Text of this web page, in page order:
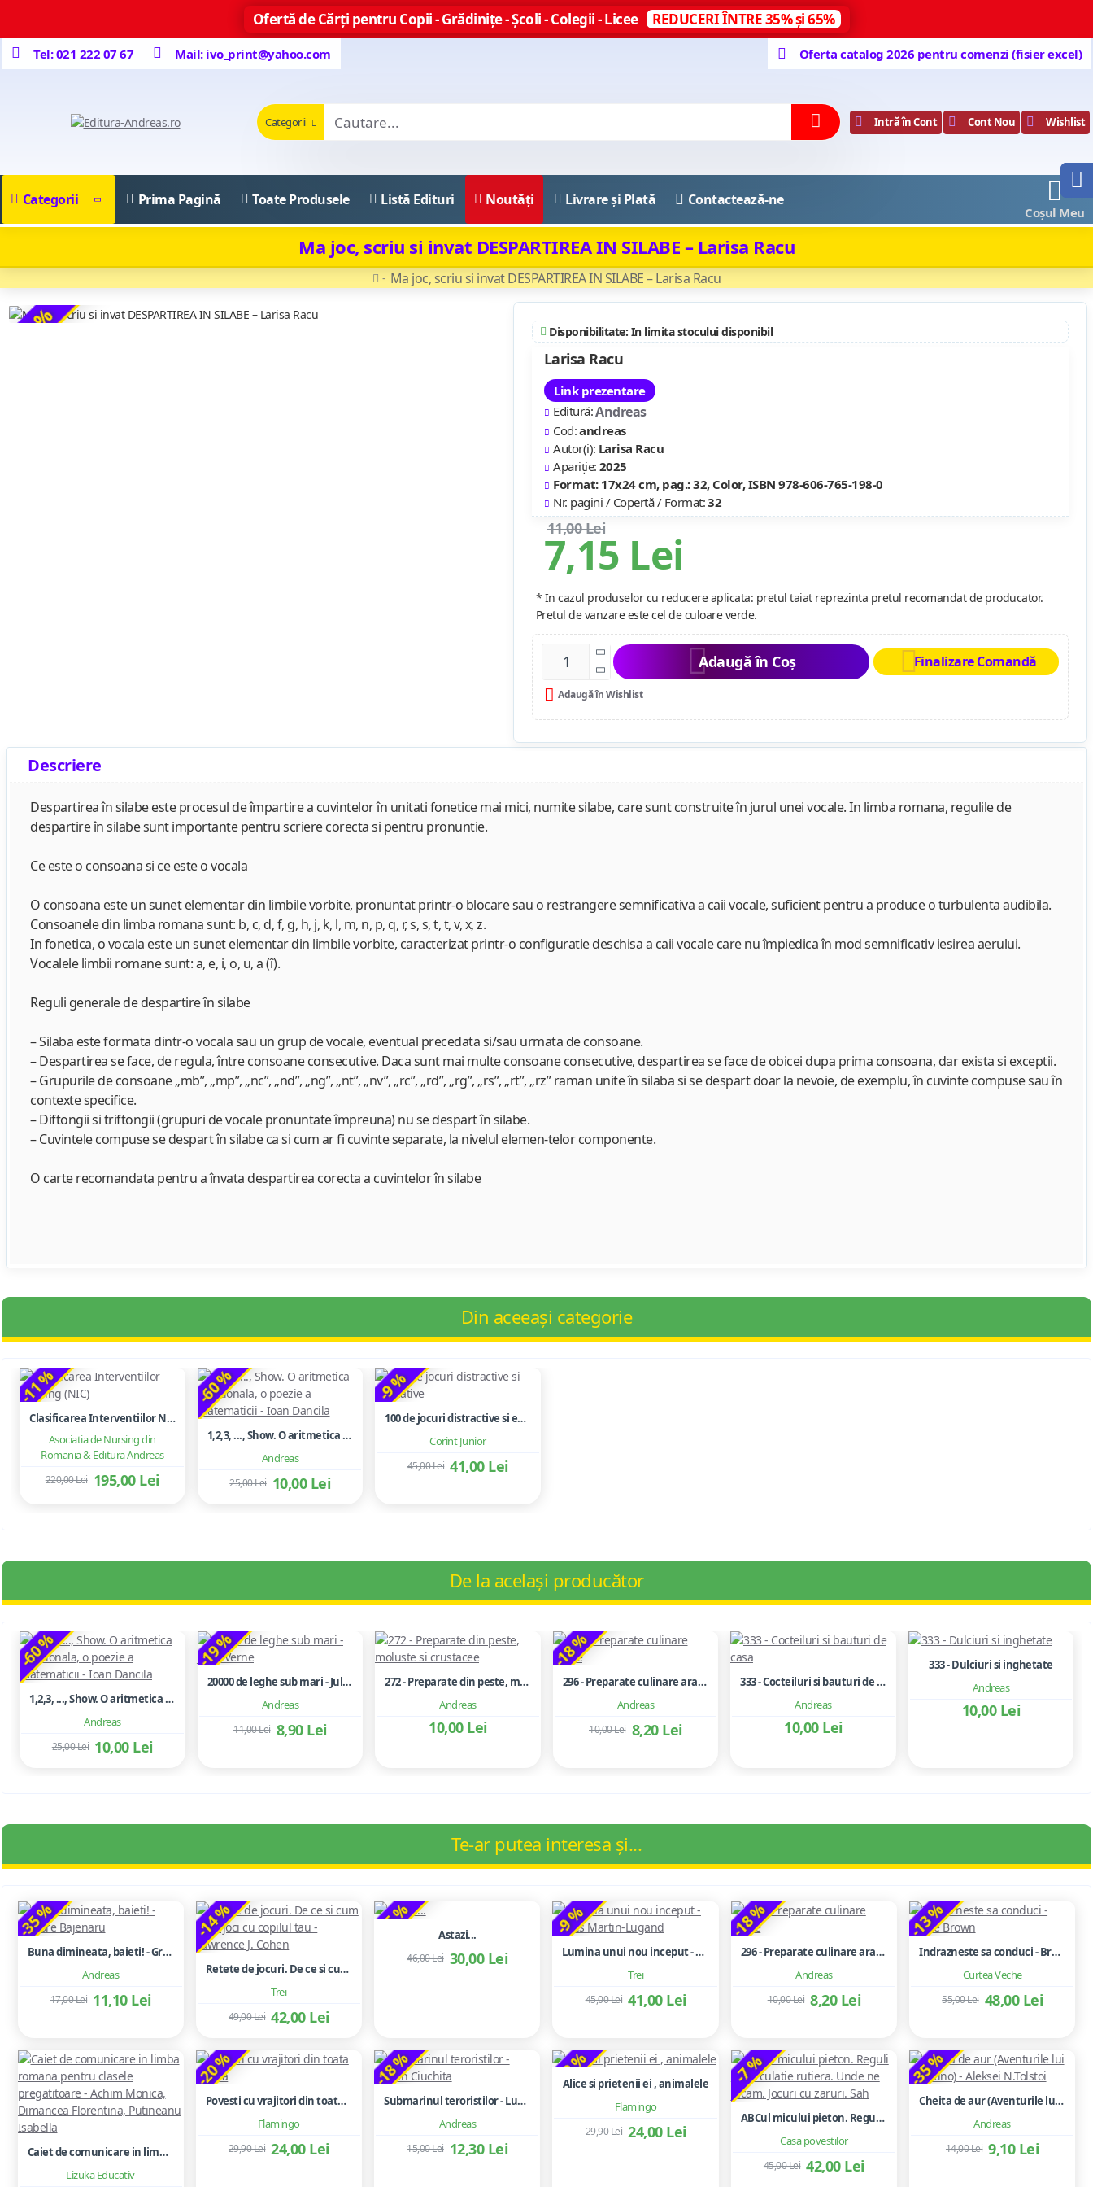
Ofertă de Cărți pentru Copii - Grădinițe - Școli - Colegii - Licee REDUCERI ÎNTRE 35% și 65%
Tel: 021 222 07 67 Mail: ivo_print@yahoo.com Oferta catalog 2026 pentru comenzi (fisier excel)
Categorii Intră în Cont Cont Nou Wishlist
Categorii Prima Pagină Toate Produsele Listă Edituri Noutăți Livrare și Plată Contactează-ne
Coșul Meu
Ma joc, scriu si invat DESPARTIREA IN SILABE – Larisa Racu
Ma joc, scriu si invat DESPARTIREA IN SILABE – Larisa Racu
-35 % Disponibilitate: In limita stocului disponibil
7,15 Lei
11,00 Lei
Larisa Racu
Link prezentare
Editură:Andreas
Cod:andreas
Autor(i): Larisa Racu
Apariție: 2025
Format: 17x24 cm, pag.: 32, Color, ISBN 978-606-765-198-0
Nr. pagini / Copertă / Format:32
Adaugă în Coș Finalizare Comandă
Adaugă în Wishlist
* In cazul produselor cu reducere aplicata: pretul taiat reprezinta pretul recomandat de producator.
Pretul de vanzare este cel de culoare verde.
Descriere
Despartirea în silabe este procesul de împartire a cuvintelor în unitati fonetice mai mici, numite silabe, care sunt construite în jurul unei vocale. In limba romana, regulile de
despartire în silabe sunt importante pentru scriere corecta si pentru pronuntie.
Ce este o consoana si ce este o vocala
O consoana este un sunet elementar din limbile vorbite, pronuntat printr-o blocare sau o restrangere semnificativa a caii vocale, suficient pentru a produce o turbulenta audibila.
Consoanele din limba romana sunt: b, c, d, f, g, h, j, k, l, m, n, p, q, r, s, s, t, t, v, x, z.
In fonetica, o vocala este un sunet elementar din limbile vorbite, caracterizat printr-o configuratie deschisa a caii vocale care nu împiedica în mod semnificativ iesirea aerului.
Vocalele limbii romane sunt: a, e, i, o, u, a (î).
Reguli generale de despartire în silabe
– Silaba este formata dintr-o vocala sau un grup de vocale, eventual precedata si/sau urmata de consoane.
– Despartirea se face, de regula, între consoane consecutive. Daca sunt mai multe consoane consecutive, despartirea se face de obicei dupa prima consoana, dar exista si exceptii.
– Grupurile de consoane „mb”, „mp”, „nc”, „nd”, „ng”, „nt”, „nv”, „rc”, „rd”, „rg”, „rs”, „rt”, „rz” raman unite în silaba si se despart doar la nevoie, de exemplu, în cuvinte compuse sau în
contexte specifice.
– Diftongii si triftongii (grupuri de vocale pronuntate împreuna) nu se despart în silabe.
– Cuvintele compuse se despart în silabe ca si cum ar fi cuvinte separate, la nivelul elemen-telor componente.
O carte recomandata pentru a învata despartirea corecta a cuvintelor în silabe
Din aceeași categorie
-11 %
Asociatia de Nursing din
Romania & Editura Andreas
Clasificarea Interventiilor Nursing (NIC)
195,00 Lei
220,00 Lei
-60 %
Andreas
1,2,3, ..., Show. O aritmetica emotionala, o poezie a matematicii - Ioan Dancila
10,00 Lei
25,00 Lei
-9 %
Corint Junior
100 de jocuri distractive si educative
41,00 Lei
45,00 Lei
De la același producător
-60 %
Andreas
1,2,3, ..., Show. O aritmetica emotionala, o poezie a matematicii - Ioan Dancila
10,00 Lei
25,00 Lei
-19 %
Andreas
20000 de leghe sub mari - Jules Verne
8,90 Lei
11,00 Lei
Andreas
272 - Preparate din peste, moluste si crustacee
10,00 Lei
-18 %
Andreas
296 - Preparate culinare arabe
8,20 Lei
10,00 Lei
Andreas
333 - Cocteiluri si bauturi de casa
10,00 Lei
Andreas
333 - Dulciuri si inghetate
10,00 Lei
Te-ar putea interesa și...
-35 %
Andreas
Buna dimineata, baieti! - Grigore Bajenaru
11,10 Lei
17,00 Lei
-14 %
Trei
Retete de jocuri. De ce si cum sa te joci cu copilul tau - Lawrence J. Cohen
42,00 Lei
49,00 Lei
-35 % Astazi...
30,00 Lei
46,00 Lei
-9 %
Trei
Lumina unui nou inceput - Agnès Martin-Lugand
41,00 Lei
45,00 Lei
-18 %
Andreas
296 - Preparate culinare arabe
8,20 Lei
10,00 Lei
-13 %
Curtea Veche
Indrazneste sa conduci - Brene Brown
48,00 Lei
55,00 Lei
Lizuka Educativ
Caiet de comunicare in limba romana pentru clasele pregatitoare - Achim Monica, Dimancea Florentina, Putineanu Isabella
-20 %
Flamingo
Povesti cu vrajitori din toata lumea
24,00 Lei
29,90 Lei
-18 %
Andreas
Submarinul teroristilor - Lucian Ciuchita
12,30 Lei
15,00 Lei
-20 %
Flamingo
Alice si prietenii ei , animalele
24,00 Lei
29,90 Lei
-7 %
Casa povestilor
ABCul micului pieton. Reguli de circulatie rutiera. Unde ne jucam. Jocuri cu zaruri. Sah
42,00 Lei
45,00 Lei
-35 %
Andreas
Cheita de aur (Aventurile lui Buratino) - Aleksei N.Tolstoi
9,10 Lei
14,00 Lei